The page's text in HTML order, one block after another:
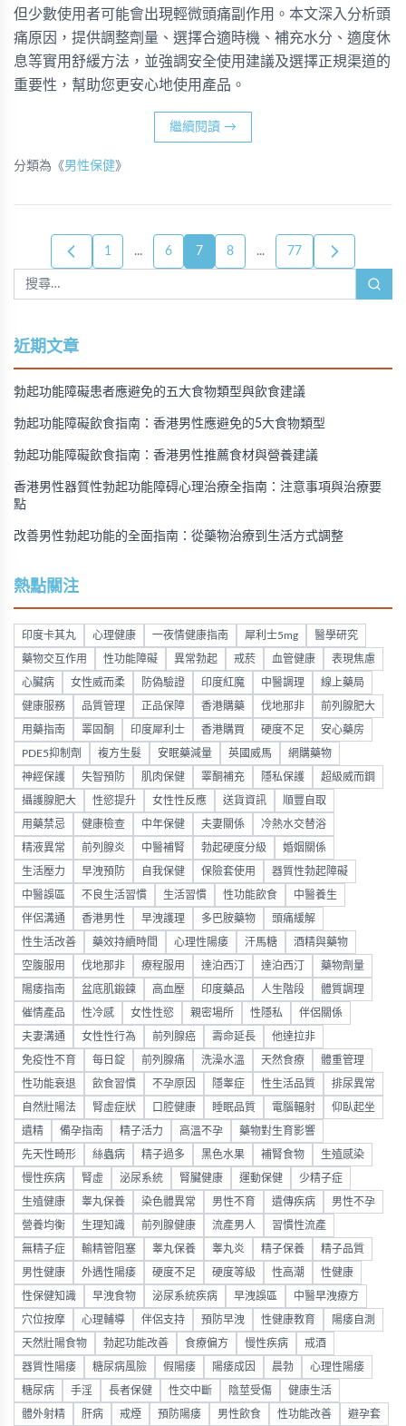
但少數使用者可能會出現輕微頭痛副作用。本文深入分析頭
痛原因，提供調整劑量、選擇合適時機、補充水分、適度休
息等實用舒緩方法，並強調安全使用建議及選擇正規渠道的
重要性，幫助您更安心地使用產品。
繼續閱讀 →
分類為《男性保健》
1 ... 6 7 8 ... 77
近期文章
勃起功能障礙患者應避免的五大食物類型與飲食建議
勃起功能障礙飲食指南：香港男性應避免的5大食物類型
勃起功能障礙飲食指南：香港男性推薦食材與營養建議
香港男性器質性勃起功能障碍心理治療全指南：注意事項與治療要
點
改善男性勃起功能的全面指南：從藥物治療到生活方式調整
熱點關注
印度卡其丸 心理健康 一夜情健康指南 犀利士5mg 醫學研究
藥物交互作用 性功能障礙 異常勃起 戒菸 血管健康 表現焦慮
心臟病 女性威而柔 防偽驗證 印度紅魔 中醫調理 線上藥局
健康服務 品質管理 正品保障 香港購藥 伐地那非 前列腺肥大
用藥指南 睪固酮 印度犀利士 香港購買 硬度不足 安心藥房
PDE5抑制劑 複方生髮 安眠藥減量 英國威馬 網購藥物
神經保護 失智預防 肌肉保健 睪酮補充 隱私保護 超級威而鋼
攝護腺肥大 性慾提升 女性性反應 送貨資訊 順豐自取
用藥禁忌 健康檢查 中年保健 夫妻關係 冷熱水交替浴
精液異常 前列腺炎 中醫補腎 勃起硬度分級 婚姻關係
生活壓力 早洩預防 自我保健 保險套使用 器質性勃起障礙
中醫誤區 不良生活習慣 生活習慣 性功能飲食 中醫養生
伴侶溝通 香港男性 早洩護理 多巴胺藥物 頭痛緩解
性生活改善 藥效持續時間 心理性陽痿 汗馬糖 酒精與藥物
空腹服用 伐地那非 療程服用 達泊西汀 達泊西汀 藥物劑量
陽痿指南 盆底肌鍛鍊 高血壓 印度藥品 人生階段 體質調理
催情產品 性冷感 女性性慾 親密場所 性隱私 伴侶關係
夫妻溝通 女性性行為 前列腺癌 壽命延長 他達拉非
免疫性不育 每日錠 前列腺痛 洗澡水溫 天然食療 體重管理
性功能衰退 飲食習慣 不孕原因 隱睾症 性生活品質 排尿異常
自然壯陽法 腎虛症狀 口腔健康 睡眠品質 電腦輻射 仰臥起坐
遺精 備孕指南 精子活力 高溫不孕 藥物對生育影響
先天性畸形 絲蟲病 精子過多 黑色水果 補腎食物 生殖感染
慢性疾病 腎虛 泌尿系統 腎臟健康 運動保健 少精子症
生殖健康 睾丸保養 染色體異常 男性不育 遺傳疾病 男性不孕
營養均衡 生理知識 前列腺健康 流產男人 習慣性流產
無精子症 輸精管阻塞 睾丸保養 睾丸炎 精子保養 精子品質
男性健康 外遇性陽痿 硬度不足 硬度等級 性高潮 性健康
性保健知識 早洩食物 泌尿系統疾病 早洩誤區 中醫早洩療方
穴位按摩 心理輔導 伴侶支持 預防早洩 性健康教育 陽痿自測
天然壯陽食物 勃起功能改善 食療偏方 慢性疾病 戒酒
器質性陽痿 糖尿病風險 假陽痿 陽痿成因 晨勃 心理性陽痿
糖尿病 手淫 長者保健 性交中斷 陰莖受傷 健康生活
體外射精 肝病 戒煙 預防陽痿 男性飲食 性功能改善 避孕套